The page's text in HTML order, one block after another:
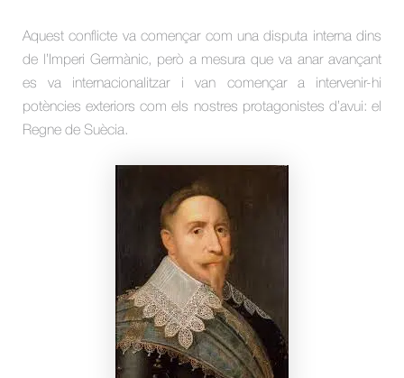
Aquest conflicte va començar com una disputa interna dins
de l’Imperi Germànic, però a mesura que va anar avançant
es va internacionalitzar i van començar a intervenir-hi
potències exteriors com els nostres protagonistes d’avui: el
Regne de Suècia.